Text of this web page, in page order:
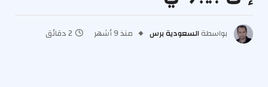
بواسطة السعودية برس منذ 9 أشهر 2 دقائق